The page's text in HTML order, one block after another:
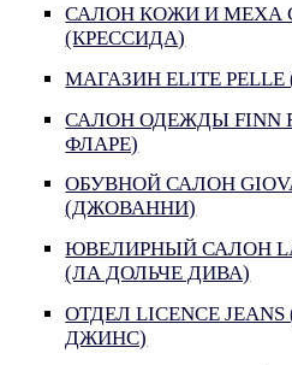
САЛОН КОЖИ И МЕХА
(КРЕССИДА)
МАГАЗИН ELITE
САЛОН ОДЕЖДЫ FINN
ФЛАРЕ)
ОБУВНОЙ САЛОН
(ДЖОВАННИ)
ЮВЕЛИРНЫЙ САЛОН LA
(ЛА ДОЛЬЧЕ ДИВА)
ОТДЕЛ LICENCE
ДЖИНС)